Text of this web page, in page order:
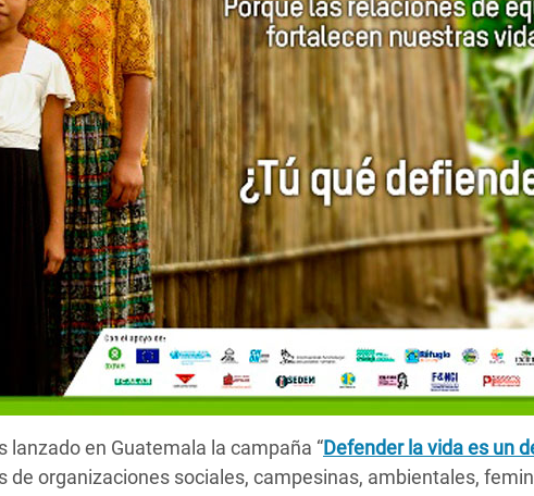
en Guatemala la campaña “Defender la vida es un
de organizaciones sociales, campesinas, ambientales,